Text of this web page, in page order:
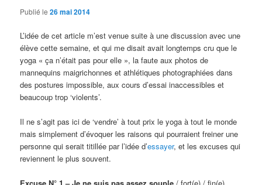
Publié le26 mai 2014
L’idée de cet article m’est venue suite à une discussion avec une
élève cette semaine, et qui me disait avait longtemps cru que le
yoga « ça n’était pas pour elle », la faute aux photos de
mannequins maigrichonnes et athlétiques photographiées dans
des postures impossible, aux cours d’essai inaccessibles et
beaucoup trop ‘violents’.
Il ne s’agit pas ici de ‘vendre’ à tout prix le yoga à tout le monde
mais simplement d’évoquer les raisons qui pourraient freiner une
personne qui serait titillée par l’idée d’essayer, et les excuses qui
reviennent le plus souvent.